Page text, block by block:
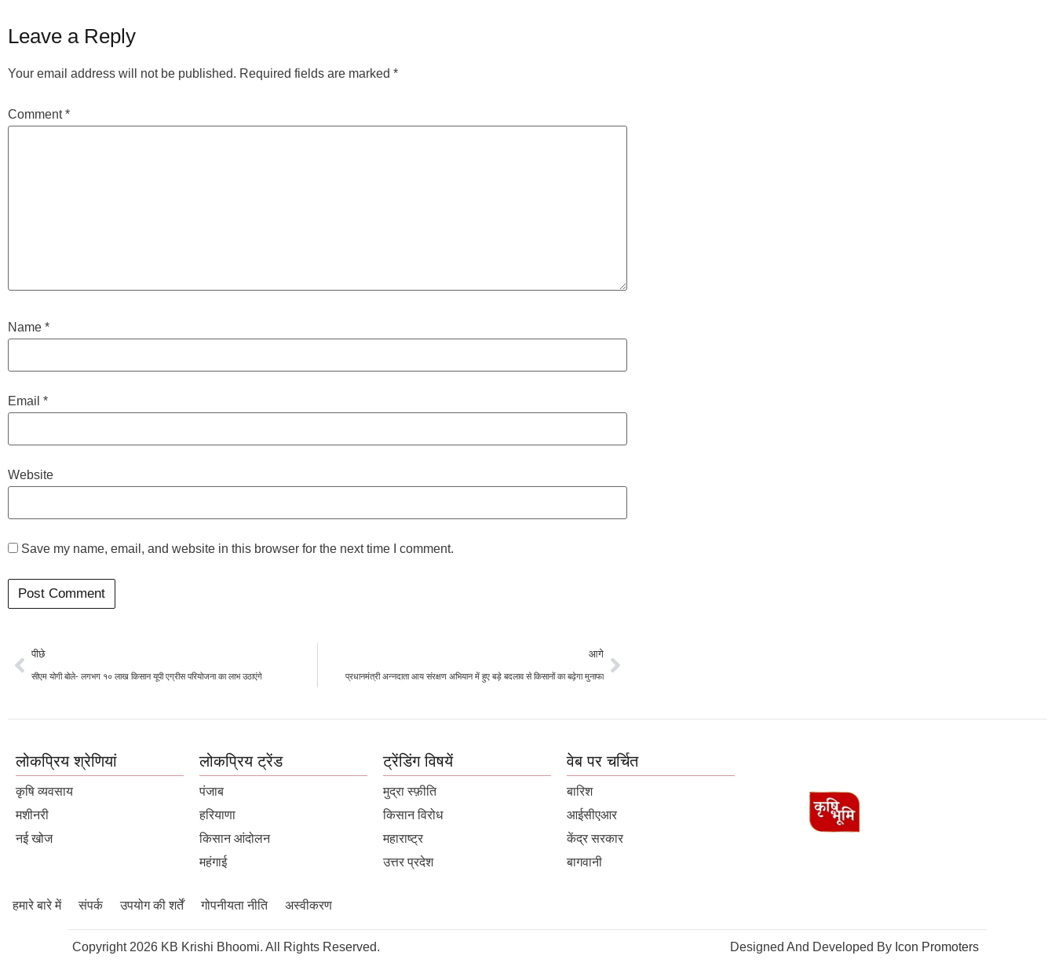
Leave a Reply
Your email address will not be published. Required fields are marked *
Comment*
Name *
Email *
Website
Save my name, email, and website in this browser for the next time I comment.
पीछे
सीएम योगी बोले- लगभग १० लाख किसान यूपी एग्रीस परियोजना का लाभ उठाएंगे
आगे
प्रधानमंत्री अन्नदाता आय संरक्षण अभियान में हुए बड़े बदलाव से किसानों का बढ़ेगा मुनाफा
लोकप्रिय श्रेणियां
कृषि व्यवसाय
मशीनरी
नई खोज
लोकप्रिय ट्रेंड
पंजाब
हरियाणा
किसान आंदोलन
महंगाई
ट्रेंडिंग विषयें
मुद्रा स्फ़ीति
किसान विरोध
महाराष्ट्र
उत्तर प्रदेश
वेब पर चर्चित
बारिश
आईसीएआर
केंद्र सरकार
बागवानी
हमारे बारे में संपर्क उपयोग की शर्तें गोपनीयता नीति अस्वीकरण
Copyright 2026 KB Krishi Bhoomi. All Rights Reserved. Designed And Developed By Icon Promoters